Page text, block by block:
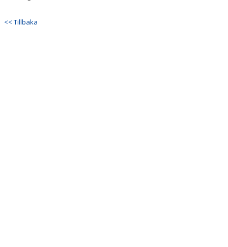
<< Tillbaka